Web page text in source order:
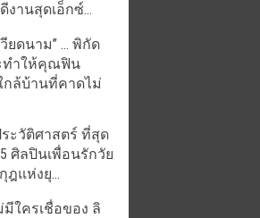
านสุดเอ็กซ์...
ยดนาม” … พิกัด
ทำให้คุณฟิน
กล้บ้านที่คาดไม่
ะวัติศาสตร์ ที่สุด
ศิลปินเพื่อนรักวัย
ฎแห่งยุ...
ใครเชื่อของ ลิ